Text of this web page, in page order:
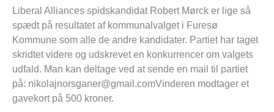
Liberal Alliances spidskandidat Robert Mørck er lige så
spædt på resultatet af kommunalvalget i Furesø
Kommune som alle de andre kandidater. Partiet har taget
skridtet videre og udskrevet en konkurrencer om valgets
udfald. Man kan deltage ved at sende en mail til partiet
på: nikolajnorsganer@gmail.comVinderen modtager et
gavekort på 500 kroner.
Alliance